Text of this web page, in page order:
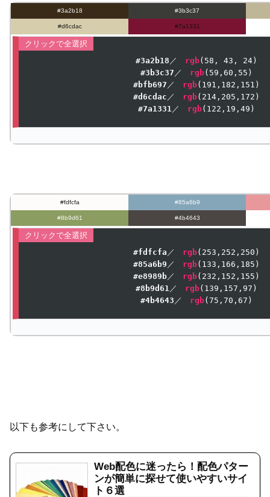
#3a2b18 #3b3c37
#d6cdac #7a1331
#3a2b18 ／ rgb( 58 , 43 , 24
#3b3c37 ／ rgb( 59 , 60 , 55
#bfb697 ／ rgb( 191 , 182 , 151
#d6cdac ／ rgb( 214, 205 , 172
#7a1331／ rgb( 122 , 19 , 49
#fdfcfa #85a6b9
#8b9d61 #4b4643
#fdfcfa ／ rgb( 253 , 252 , 250
#85a6b9 ／ rgb( 133 , 166 , 185
#e8989b／ rgb( 232 , 152 , 155
#8b9d61 ／ rgb( 139 , 157 , 97
#4b4643 ／ rgb(75 , 70 , 67
以下も参考にして下さい。
Web配色に迷ったら！配色パター
ンが簡単に探せて使いやすいサイ
ト６選